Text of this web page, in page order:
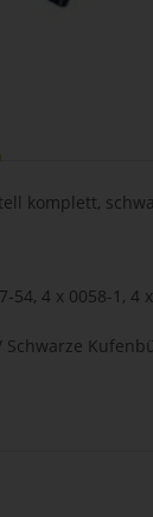
komplett,
54, 4 x 0058-1, 4
Schwarze